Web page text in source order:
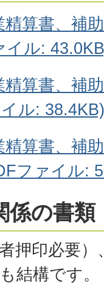
算書、補
イル:
算書、補
ル: 38.4KB)
算書、補
ファイル:
係の書類
押印必要
結構です。